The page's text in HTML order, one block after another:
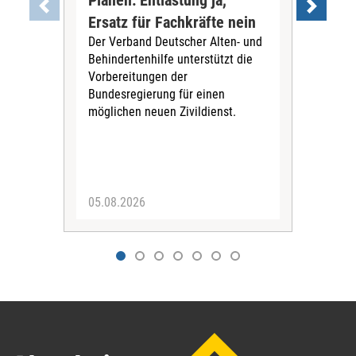
Ersatz für Fachkräfte nein
Der Verband Deutscher Alten- und
Behindertenhilfe unterstützt die
Vorbereitungen der
Bundesregierung für einen
möglichen neuen Zivildienst.
05.08.2026